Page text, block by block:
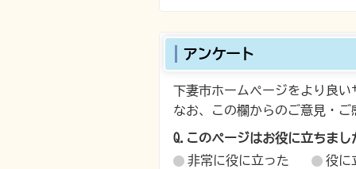
アンケート
下妻市ホームページをより良
なお、この欄からのご意見・
Q.このページはお役に立ちまし
非常に役に立った
役に